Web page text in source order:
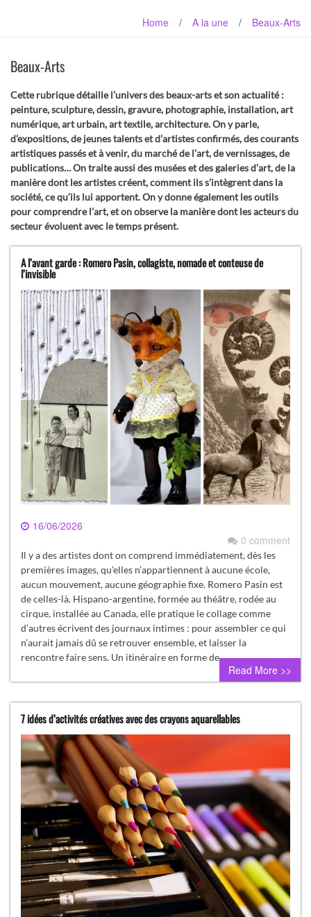
Home / A la une / Beaux-Arts
Beaux-Arts
Cette rubrique détaille l’univers des beaux-arts et son actualité :
peinture, sculpture, dessin, gravure, photographie, installation, art
numérique, art urbain, art textile, architecture. On y parle,
d’expositions, de jeunes talents et d’artistes confirmés, des courants
artistiques passés et à venir, du marché de l’art, de vernissages, de
publications… On traite aussi des musées et des galeries d’art, de la
manière dont les artistes créent, comment ils s’intègrent dans la
société, ce qu’ils lui apportent. On y donne également les outils
pour comprendre l’art, et on observe la manière dont les acteurs du
secteur évoluent avec le temps présent.
A l’avant garde : Romero Pasin, collagiste, nomade et conteuse de
l’invisible
16/06/2026
0 comment
Il y a des artistes dont on comprend immédiatement, dès les
premières images, qu’elles n’appartiennent à aucune école,
aucun mouvement, aucune géographie fixe. Romero Pasin est
de celles-là. Hispano-argentine, formée au théâtre, rodée au
cirque, installée au Canada, elle pratique le collage comme
d’autres écrivent des journaux intimes : pour assembler ce qui
n’aurait jamais dû se retrouver ensemble, et laisser la
rencontre faire sens. Un itinéraire en forme de…
Read More >>
7 idées d’activités créatives avec des crayons aquarellables